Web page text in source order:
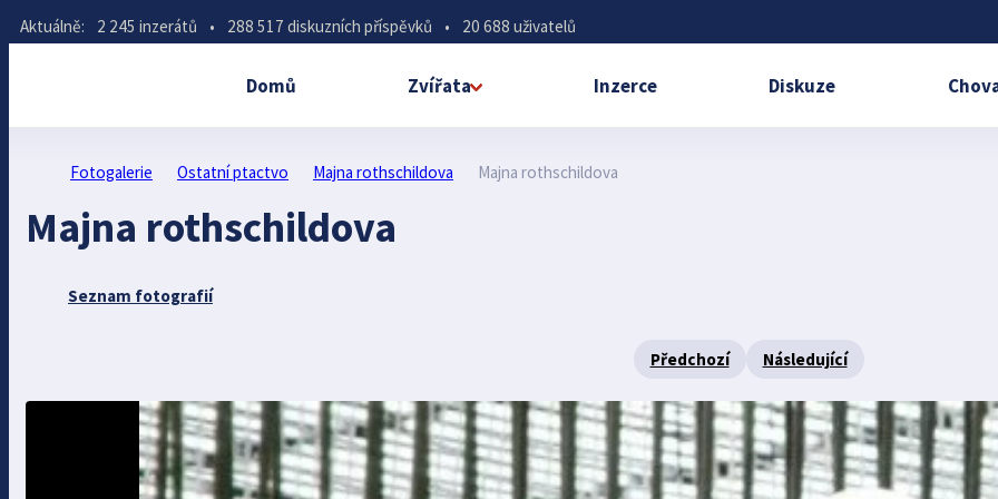
Aktuálně: 2 245 inzerátů • 288 517 diskuzních příspěvků • 20 688 uživatelů
Domů Zvířata Inzerce Diskuze
Fotogalerie Ostatní ptactvo Majna rothschildova Majna rothschildova
Majna rothschildova
Seznam fotografií
Předchozí Následující